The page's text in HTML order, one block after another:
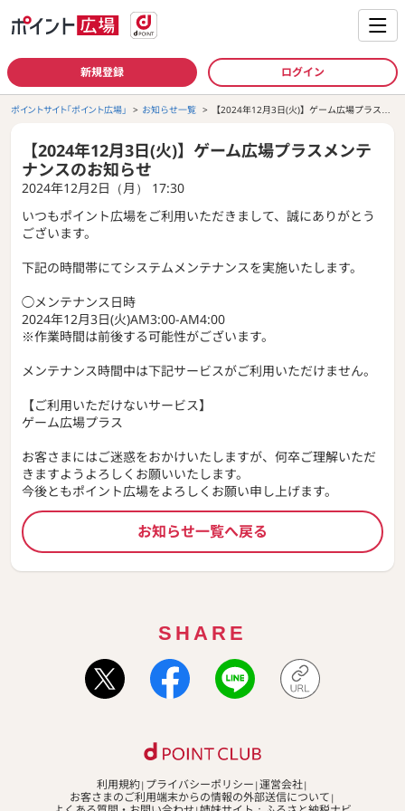
新規登録 ログイン
ポイントサイト「ポイント広場」 お知らせ一覧
【2024年12月3日(火)】ゲーム広場プラスメ
【2024年12月3日(火)】ゲーム広場プラスメンテ
ナンスのお知らせ
2024年12月2日（月） 17:30
いつもポイント広場をご利用いただきまして、誠にありがとう
ございます。
下記の時間帯にてシステムメンテナンスを実施いたします。
◯メンテナンス日時
2024年12月3日(火)AM3:00-AM4:00
※作業時間は前後する可能性がございます。
メンテナンス時間中は下記サービスがご利用いただけません。
【ご利用いただけないサービス】
ゲーム広場プラス
お客さまにはご迷惑をおかけいたしますが、何卒ご理解いただ
きますようよろしくお願いいたします。
今後ともポイント広場をよろしくお願い申し上げます。
お知らせ一覧へ戻る
SHARE
利用規約 プライバシーポリシー 運営会社
お客さまのご利用端末からの情報の外部送信について